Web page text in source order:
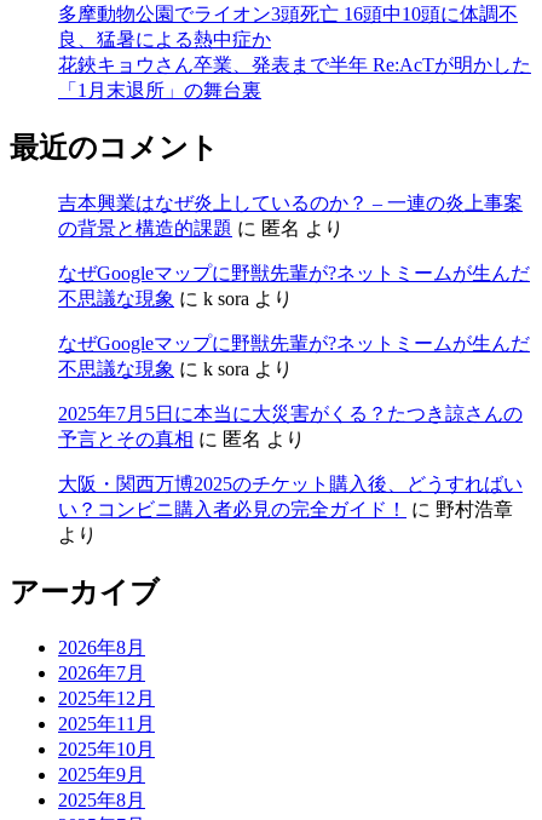
多摩動物公園でライオン3頭死亡 16頭中10頭に体調不
良、猛暑による熱中症か
花鋏キョウさん卒業、発表まで半年 Re:AcTが明かした
「1月末退所」の舞台裏
最近のコメント
吉本興業はなぜ炎上しているのか？ – 一連の炎上事案
の背景と構造的課題 に 匿名 より
なぜGoogleマップに野獣先輩が?ネットミームが生んだ
不思議な現象 に k sora より
なぜGoogleマップに野獣先輩が?ネットミームが生んだ
不思議な現象 に k sora より
2025年7月5日に本当に大災害がくる？たつき諒さんの
予言とその真相 に 匿名 より
大阪・関西万博2025のチケット購入後、どうすればい
い？コンビニ購入者必見の完全ガイド！
に 野村浩章
より
アーカイブ
2026年8月
2026年7月
2025年12月
2025年11月
2025年10月
2025年9月
2025年8月